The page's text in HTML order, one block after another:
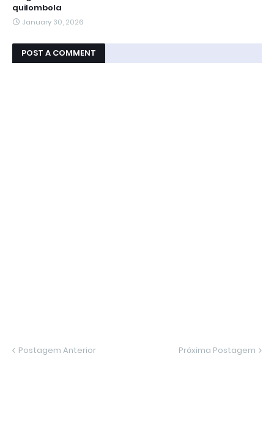
quilombola
January 30, 2026
POST A COMMENT
Postagem Anterior Próxima Postagem